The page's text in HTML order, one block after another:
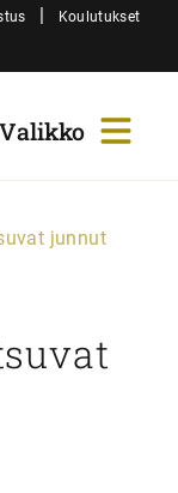
| Koulutukset
junnut